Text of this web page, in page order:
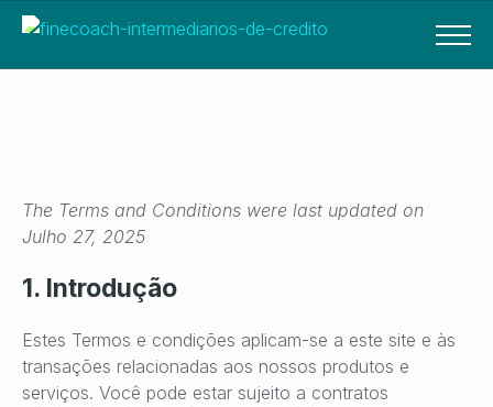
The Terms and Conditions were last updated on
Julho 27, 2025
1. Introdução
Estes Termos e condições aplicam-se a este site e às
transações relacionadas aos nossos produtos e
serviços. Você pode estar sujeito a contratos